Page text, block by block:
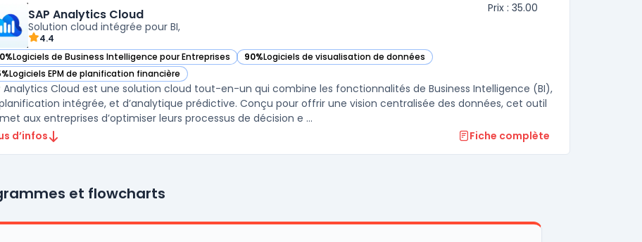
SAP Analytics Cloud
Solution cloud intégrée pour BI,
4.4
Prix : 35.00
Logiciels de Business Intelligence pour Entreprises
SAP Analytics Cloud dans cette catégorie 90%Logiciels de visualisation de données
— voir SAP Analytics Cloud dans cette catégorie
Logiciels EPM de planification financière
SAP Analytics Cloud dans cette catégorie
Analytics Cloud est une solution cloud tout-en-un qui combine les fonctionnalités de Business Intelligence (BI),
intégrée, et d’analytique prédictive. Conçu pour offrir une vision centralisée des données, cet outil
aux entreprises d’optimiser leurs processus de décision e ...
d’infos
Fiche complète
et flowcharts